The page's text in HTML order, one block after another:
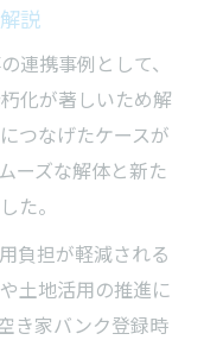
説
連携事例として、
化が著しいため解
つなげたケースが
ーズな解体と新た
た。
負担が軽減される
土地活用の推進に
き家バンク登録時